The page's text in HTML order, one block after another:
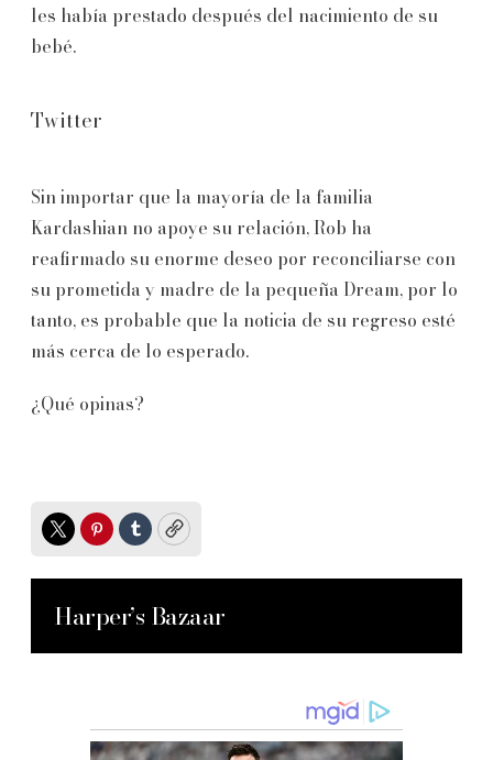
les había prestado después del nacimiento de su
bebé.
Twitter
Sin importar que la mayoría de la familia
Kardashian no apoye su relación, Rob ha
reafirmado su enorme deseo por reconciliarse con
su prometida y madre de la pequeña Dream, por lo
tanto, es probable que la noticia de su regreso esté
más cerca de lo esperado.
¿Qué opinas?
TwitterPinterest
TumblrCopy
Harper’s Bazaar